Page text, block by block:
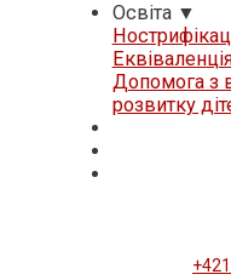
Освіта ▼
Допомога з
розвитку